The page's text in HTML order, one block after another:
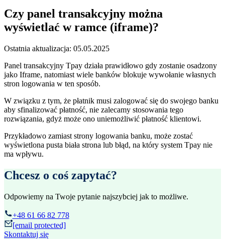
Czy panel transakcyjny można
wyświetlać w ramce (iframe)?
Ostatnia aktualizacja: 05.05.2025
Panel transakcyjny Tpay działa prawidłowo gdy zostanie osadzony
jako Iframe, natomiast wiele banków blokuje wywołanie własnych
stron logowania w ten sposób.
W związku z tym, że płatnik musi zalogować się do swojego banku
aby sfinalizować płatność, nie zalecamy stosowania tego
rozwiązania, gdyż może ono uniemożliwić płatność klientowi.
Przykładowo zamiast strony logowania banku, może zostać
wyświetlona pusta biała strona lub błąd, na który system Tpay nie
ma wpływu.
Chcesz o coś zapytać?
Odpowiemy na Twoje pytanie najszybciej jak to możliwe.
+48 61 66 82 778
[email protected]
Skontaktuj się